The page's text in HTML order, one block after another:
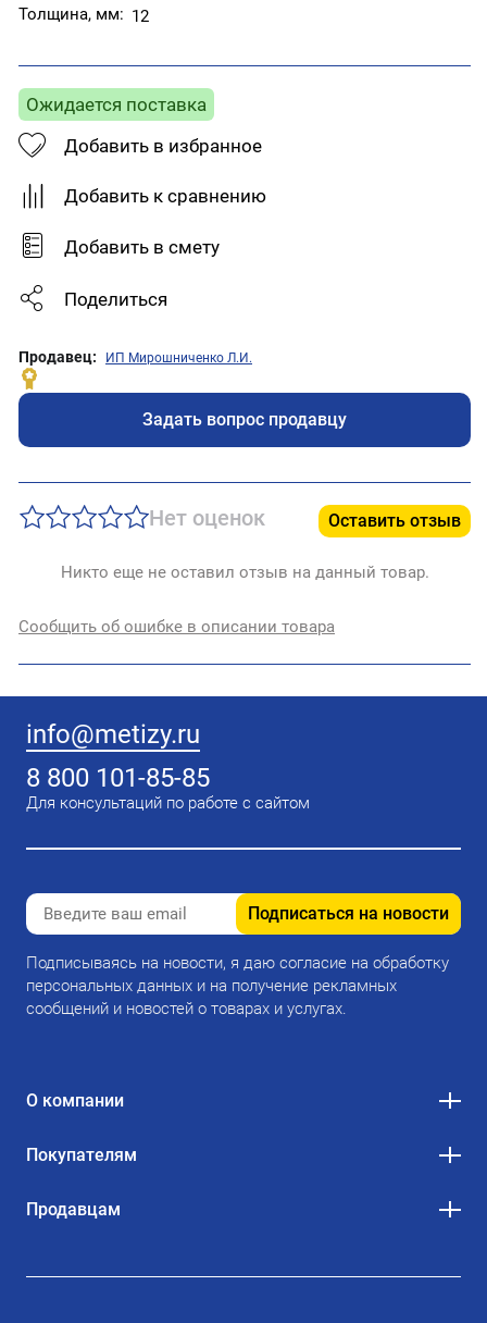
Толщина, мм: 12
Ожидается поставка
Добавить в избранное
Добавить к сравнению
Добавить в смету
Поделиться
Продавец: ИП Мирошниченко Л.И.
Задать вопрос продавцу
Нет оценок Оставить отзыв
Никто еще не оставил отзыв на данный товар.
Сообщить об ошибке в описании товара
info@metizy.ru
8 800 101-85-85
Для консультаций по работе с сайтом
Подписаться на новости
Подписываясь на новости, я даю согласие на обработку
персональных данных и на получение рекламных
сообщений и новостей о товарах и услугах.
О компании
Покупателям
Продавцам